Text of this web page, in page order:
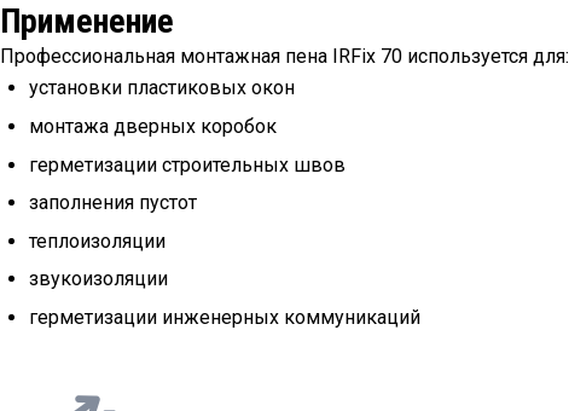
Применение
Профессиональная монтажная пена IRFix 70 используется для:
установки пластиковых окон
монтажа дверных коробок
герметизации строительных швов
заполнения пустот
теплоизоляции
звукоизоляции
герметизации инженерных коммуникаций